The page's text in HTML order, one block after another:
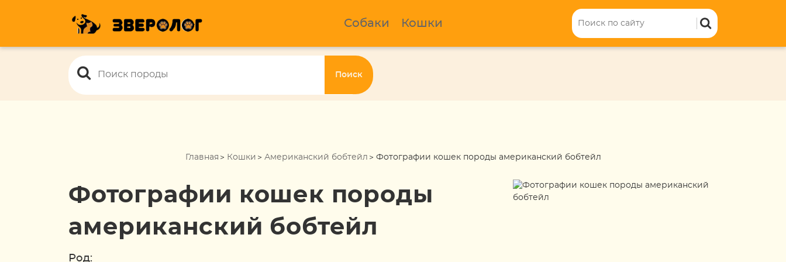
Собаки Кошки
Поиск
Главная Кошки Американский бобтейл Фотографии кошек породы американский бобтейл
Фотографии кошек породы
американский бобтейл
Род: